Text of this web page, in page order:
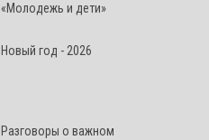
«Молодежь и дети»
Новый год - 2026
Разговоры о важном